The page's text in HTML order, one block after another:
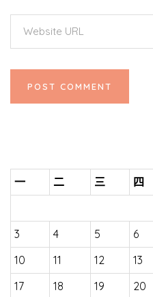
一 二 三 四
3
4 5 6
10
11 12 13
17
18 19 20